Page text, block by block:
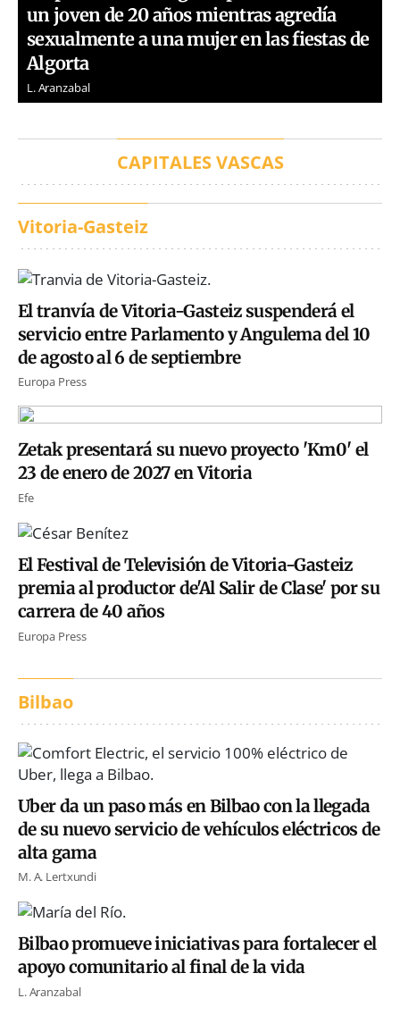
un joven de 20 años mientras agredía
sexualmente a una mujer en las fiestas de
Algorta
L. Aranzabal
CAPITALES VASCAS
Vitoria-Gasteiz
El tranvía de Vitoria-Gasteiz suspenderá el
servicio entre Parlamento y Angulema del 10
de agosto al 6 de septiembre
Europa Press
Zetak presentará su nuevo proyecto 'Km0' el
23 de enero de 2027 en Vitoria
Efe
El Festival de Televisión de Vitoria-Gasteiz
premia al productor de'Al Salir de Clase' por su
carrera de 40 años
Europa Press
Bilbao
Uber da un paso más en Bilbao con la llegada
de su nuevo servicio de vehículos eléctricos de
alta gama
M. A. Lertxundi
Bilbao promueve iniciativas para fortalecer el
apoyo comunitario al final de la vida
L. Aranzabal